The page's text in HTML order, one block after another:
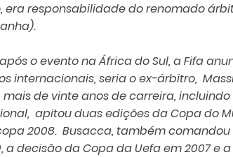
era responsabilidade do renomado
o evento na África do Sul, a Fifa
internacionais, seria o ex-árbitro,
de vinte anos de carreira,
apitou duas edições da Copa do
2008. Busacca, também
a decisão da Copa da Uefa em 2007 e